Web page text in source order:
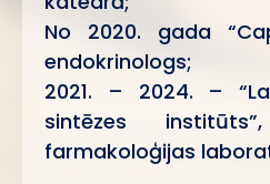
No 2020. gada
endokrinologs;
2021. – 2024. –
sintēzes
farmakoloģijas